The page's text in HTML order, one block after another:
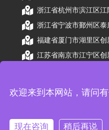
浙江省杭州市滨江区
浙江省宁波市鄞州区
福建省厦门市湖里区
江苏省南京市江宁区创
欢迎来到本网站，请问
现在咨询 稍后再说